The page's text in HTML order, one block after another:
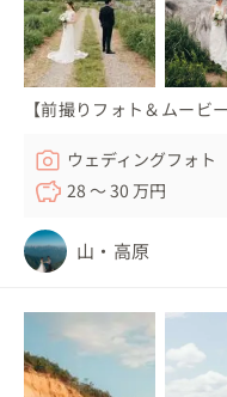
【前撮りフォト＆ムービ
ウェディングフォト
28 〜 30 万円
山・高原